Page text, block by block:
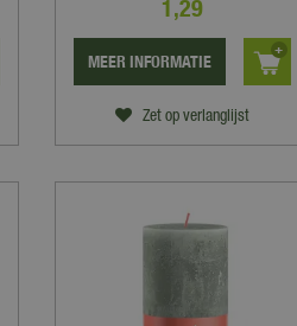
1,29
Zet op verlanglijst
MEER INFORMATIE